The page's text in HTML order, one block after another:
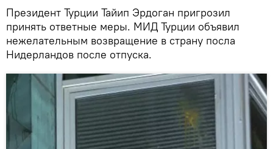
Президент Турции Тайип Эрдоган пригрозил
принять ответные меры. МИД Турции объявил
нежелательным возвращение в страну посла
Нидерландов после отпуска.